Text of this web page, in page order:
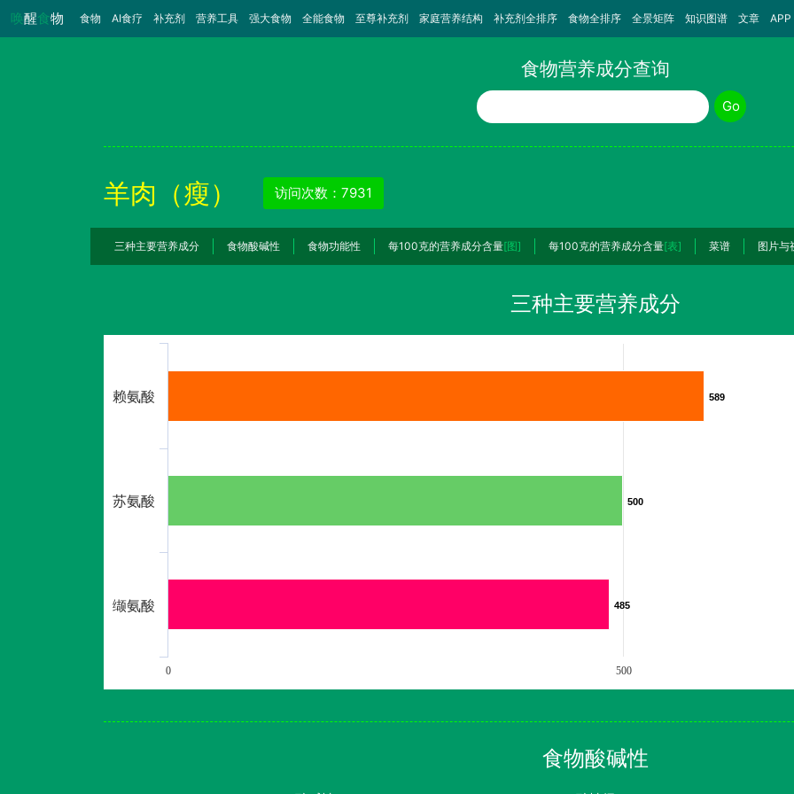
唤醒食物 食物 （当前）
AI食疗 补充剂 营养工具 强大食物 全能食物 至尊补充剂 家庭营养结构 补充剂全排序 食物全排序 全景矩阵 知识图谱 文章 APP
食物营养成分查询
食物名称
Go
羊肉（瘦） 访问次数：7931
三种主要营养成分 食物酸碱性 食物功能性 每100克的营养成分含量[图] 每100克的营养成分含量[表] 菜谱 图片与
三种主要营养成分
589
589
500
500
485
485
赖氨酸
苏氨酸
缬氨酸
0 500
食物酸碱性